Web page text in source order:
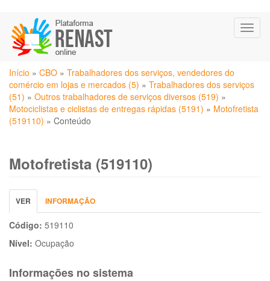
para
conteúdo
principal
Você
está
aqui
Início » CBO » Trabalhadores dos serviços, vendedores do
comércio em lojas e mercados (5) » Trabalhadores dos serviços
(51) » Outros trabalhadores de serviços diversos (519) »
Motociclistas e ciclistas de entregas rápidas (5191) » Motofretista
(519110) » Conteúdo
Motofretista (519110)
Abas
primárias
VER (ABA
ATIVA)
INFORMAÇÃO
Código: 519110
Nível: Ocupação
Informações no sistema